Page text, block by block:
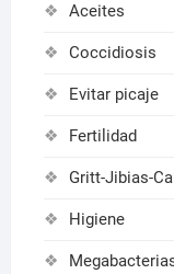
Aceites
Coccidiosis
Evitar picaje
Fertilidad
Gritt-Jibias-
Higiene